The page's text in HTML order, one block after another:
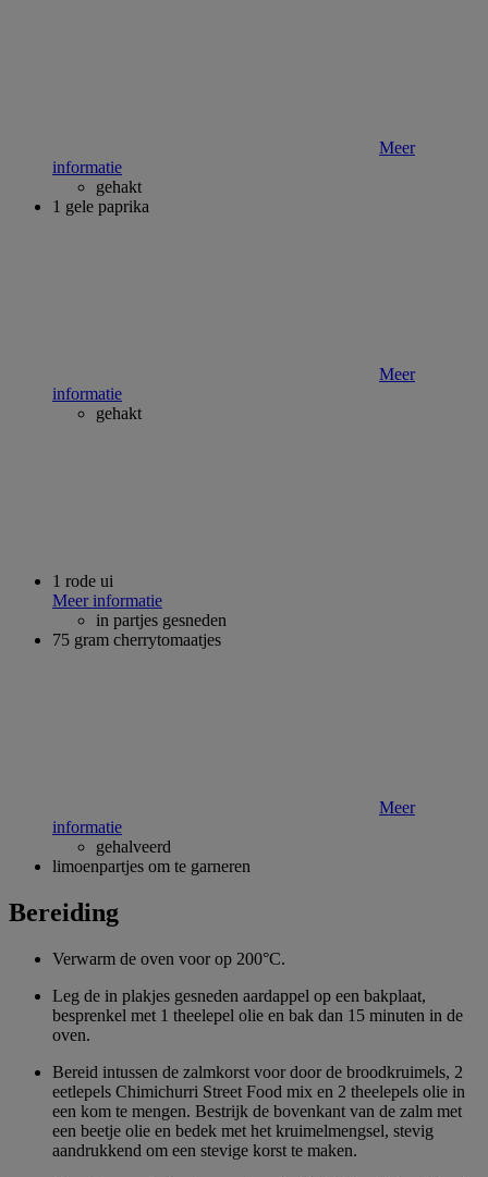
Meer
informatie
gehakt
1 gele paprika
Meer
informatie
gehakt
1 rode ui
Meer informatie
in partjes gesneden
75 gram cherrytomaatjes
Meer
informatie
gehalveerd
limoenpartjes om te garneren
Bereiding
Verwarm de oven voor op 200°C.
Leg de in plakjes gesneden aardappel op een bakplaat,
besprenkel met 1 theelepel olie en bak dan 15 minuten in de
oven.
Bereid intussen de zalmkorst voor door de broodkruimels, 2
eetlepels Chimichurri Street Food mix en 2 theelepels olie in
een kom te mengen. Bestrijk de bovenkant van de zalm met
een beetje olie en bedek met het kruimelmengsel, stevig
aandrukkend om een stevige korst te maken.